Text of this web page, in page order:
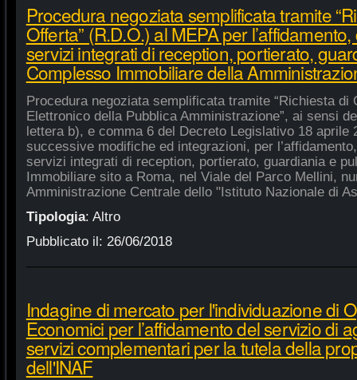
Procedura negoziata semplificata tramite
Offerta” (R.D.O.) al MEPA per
servizi integrati di reception, portierato,
Complesso Immobiliare della
Procedura negoziata semplificata tramite “Richiesta di
Elettronico della Pubblica Amministrazione”, ai sensi
lettera b), e comma 6 del Decreto Legislativo 18 aprile
successive modifiche ed integrazioni, per
servizi integrati di reception, portierato, guardiania e
Immobiliare sito a Roma, nel Viale del Parco Mellini,
Amministrazione Centrale dello "Istituto Nazionale di
Tipologia: Altro
Pubblicato il: 26/06/2018
Indagine di mercato per l'individuazione di
Economici per l’affidamento del servizio di
servizi complementari per la tutela della
dell'INAF